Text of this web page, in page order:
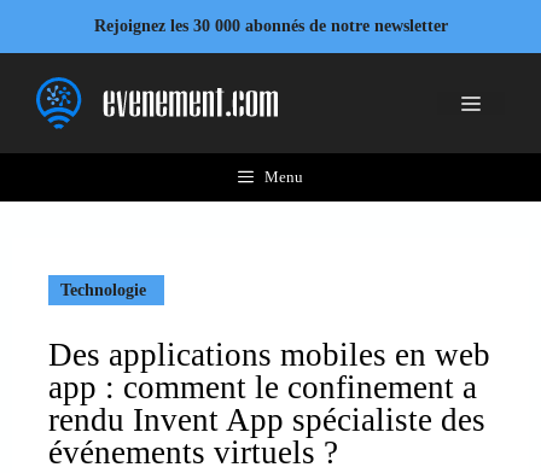
contenu
Rejoignez les 30 000 abonnés de notre newsletter
Menu
Menu
Technologie
Des applications mobiles en web
app : comment le confinement a
rendu Invent App spécialiste des
événements virtuels ?